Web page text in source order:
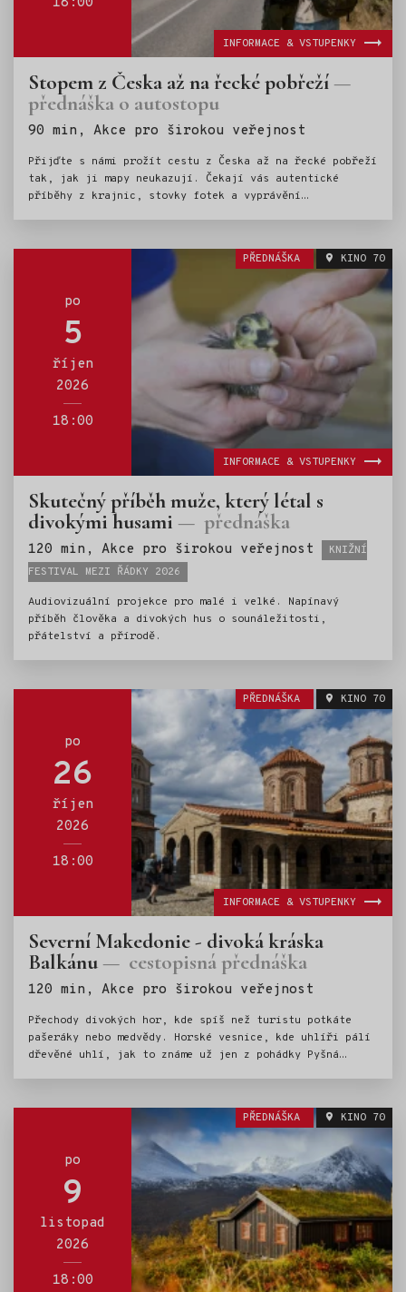
Stopem z Česka až na řecké pobřeží
přednáška o autostopu
90 min, Akce pro širokou veřejnost
Přijďte s námi prožít cestu z Česka až na řecké pobřeží
tak, jak ji mapy neukazují. Čekají vás autentické
příběhy z krajnic, stovky fotek a vyprávění
nezačínají pevným plánem, ale náhodou a odvahou věřit
lidem. Na setkání se těší Vojtěch Šturma & Matěj Xaver
INFORMACE & VSTUPENKY
po
5
říjen
2026
18:00
PŘEDNÁŠKA KINO 70
Skutečný příběh muže, který létal s
divokými husami přednáška
120 min, Akce pro širokou veřejnost Štítky:
KNIŽNÍ
FESTIVAL MEZI ŘÁDKY 2026
Audiovizuální projekce pro malé i velké. Napínavý
příběh člověka a divokých hus o sounáležitosti,
přátelství a přírodě.
INFORMACE & VSTUPENKY
po
26
říjen
2026
18:00
PŘEDNÁŠKA KINO 70
Severní Makedonie - divoká kráska
Balkánu cestopisná přednáška
120 min, Akce pro širokou veřejnost
Přechody divokých hor, kde spíš než turistu potkáte
pašeráky nebo medvědy. Horské vesnice, kde uhlíři pálí
dřevěné uhlí, jak to známe už jen z pohádky Pyšná
úchvatné kaňony, výborná makedonská kuchyně a srdeční
lidé. To vše v přednášce Pavly Bičíkové.
INFORMACE & VSTUPENKY
po
9
listopad
2026
18:00
PŘEDNÁŠKA KINO 70